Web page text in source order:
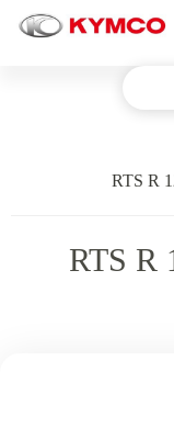
RTS R
RTS R